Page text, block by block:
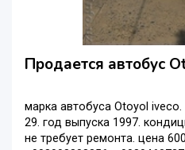
Продается автобус
марка автобуса Otoyol
29. год выпуска 1997.
не требует ремонта. цена